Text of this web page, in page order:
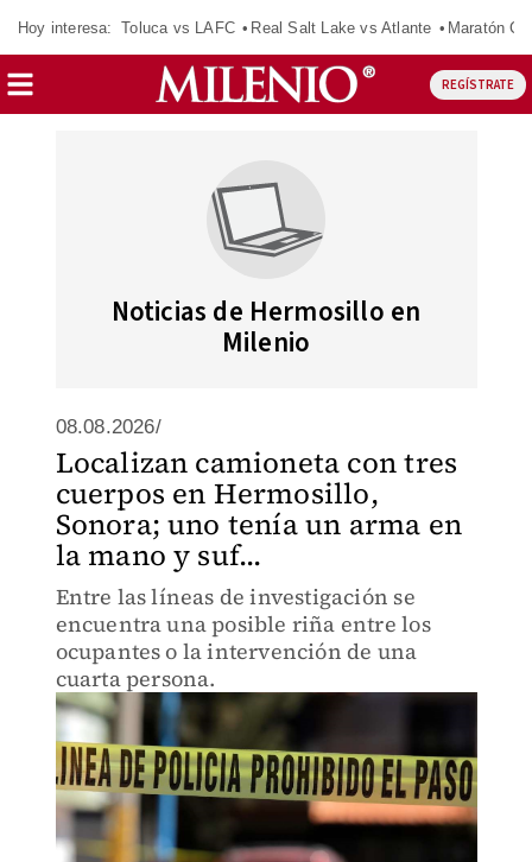
Hoy interesa: Toluca vs LAFC Real Salt Lake vs Atlante Maratón
REGÍSTRATE
Noticias de Hermosillo en
Milenio
08.08.2026/
Localizan camioneta con tres
cuerpos en Hermosillo,
Sonora; uno tenía un arma en
la mano y suf...
Entre las líneas de investigación se
encuentra una posible riña entre los
ocupantes o la intervención de una
cuarta persona.